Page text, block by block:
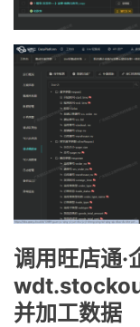
调用旺店通·
并加工数据